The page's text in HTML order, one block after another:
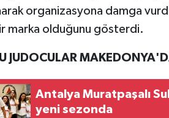
organizasyona damga
marka olduğunu gösterdi.
JUDOCULAR
Antalya Muratpaşalı
yeni sezonda